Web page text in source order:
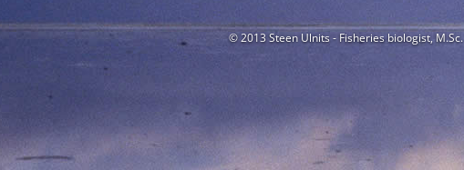
© 2013 Steen Ulnits - Fisheries biologist,